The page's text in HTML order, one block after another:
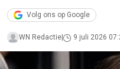
Volg ons op Google
WN Redactie 9 juli 2026